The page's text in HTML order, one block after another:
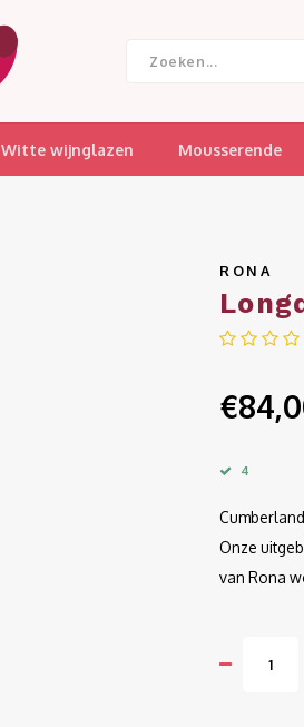
Witte wijnglazen Mousserende
RONA
4
Onze
van Rona